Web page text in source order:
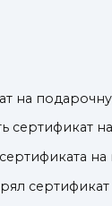
на
сертификат